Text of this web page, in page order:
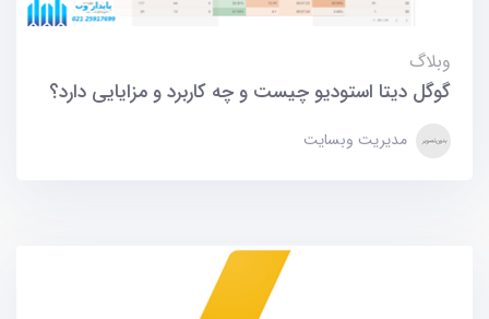
وبلاگ
گوگل دیتا استودیو چیست و چه کاربرد و مزایایی دارد؟
مدیریت وبسایت